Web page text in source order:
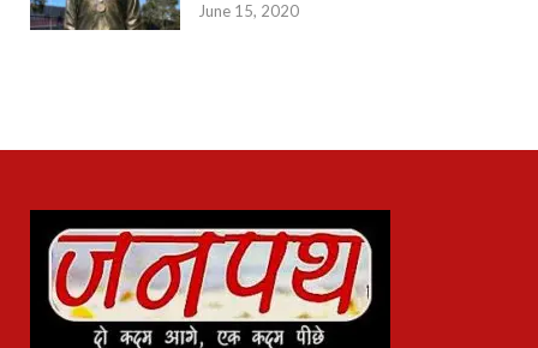
June 15, 2020